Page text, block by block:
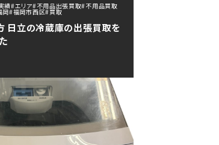
績#エリア#不用品出張買取#不用品買取
岡#福岡市西区#買取
日立の冷蔵庫の出張買取を